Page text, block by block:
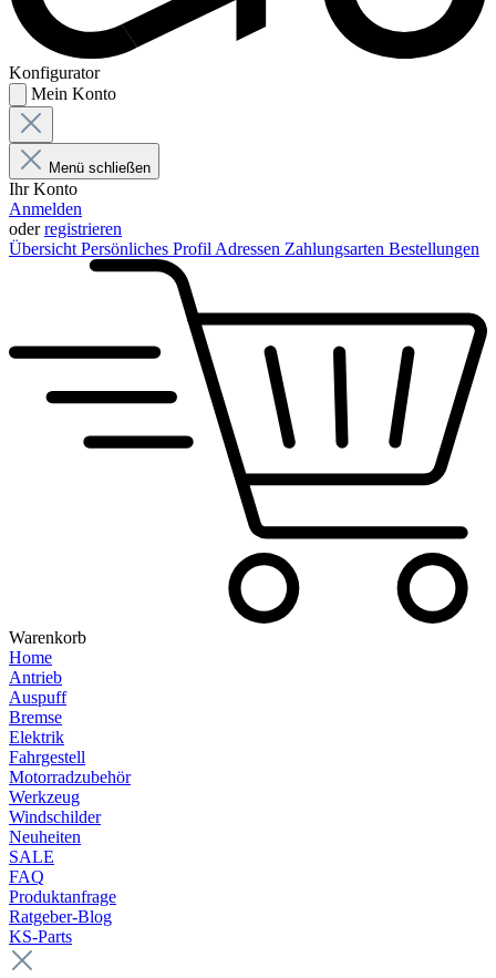
Konfigurator
Mein Konto
Menü schließen
Ihr Konto
Anmelden
oderregistrieren
Übersicht Persönliches Profil Adressen Zahlungsarten Bestellungen
Warenkorb
Home
Antrieb
Auspuff
Bremse
Elektrik
Fahrgestell
Motorradzubehör
Werkzeug
Windschilder
Neuheiten
SALE
FAQ
Produktanfrage
Ratgeber-Blog
KS-Parts